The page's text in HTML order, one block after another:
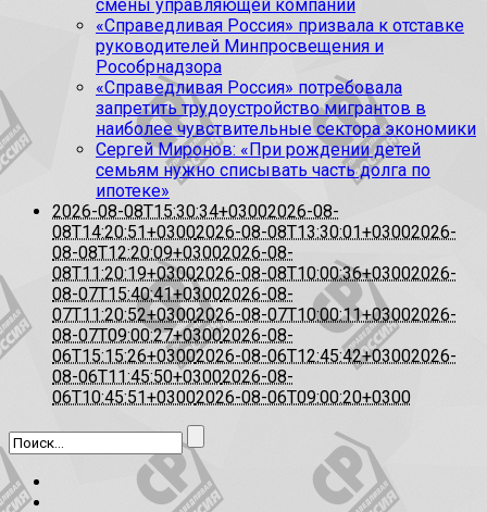
смены управляющей компании
«Справедливая Россия» призвала к отставке
руководителей Минпросвещения и
Рособрнадзора
«Справедливая Россия» потребовала
запретить трудоустройство мигрантов в
наиболее чувствительные сектора экономики
Сергей Миронов: «При рождении детей
семьям нужно списывать часть долга по
ипотеке»
2026-08-08T15:30:34+03002026-08-
08T14:20:51+03002026-08-08T13:30:01+03002026-
08-08T12:20:09+03002026-08-
08T11:20:19+03002026-08-08T10:00:36+03002026-
08-07T15:40:41+03002026-08-
07T11:20:52+03002026-08-07T10:00:11+03002026-
08-07T09:00:27+03002026-08-
06T15:15:26+03002026-08-06T12:45:42+03002026-
08-06T11:45:50+03002026-08-
06T10:45:51+03002026-08-06T09:00:20+0300